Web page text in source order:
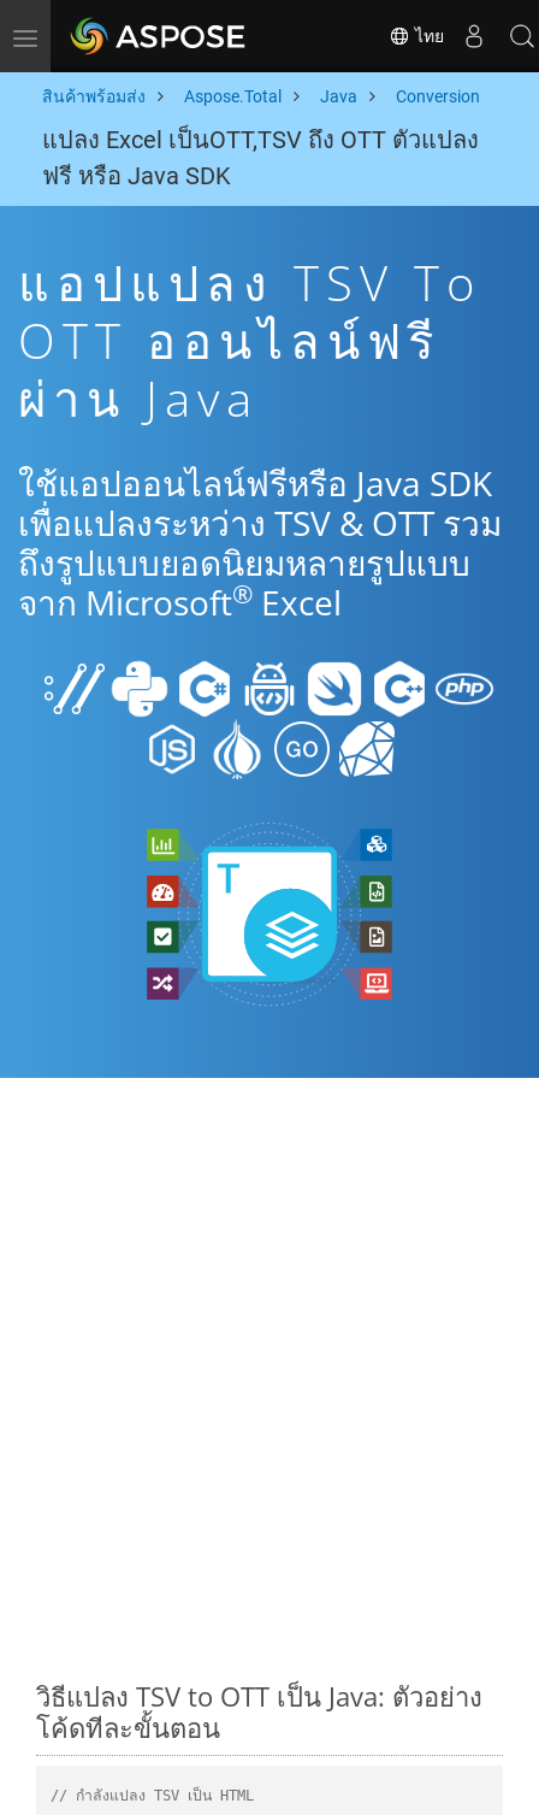
Toggle navigation ไทย
สินค้าพร้อมส่ง Aspose.Total Java Conversion
แปลง Excel เป็นOTT,TSV ถึง OTT ตัวแปลง
ฟรี หรือ Java SDK
แอปแปลง TSV To
OTT ออนไลน์ฟรี
ผ่าน Java
ใช้แอปออนไลน์ฟรีหรือ Java SDK
เพื่อแปลงระหว่าง TSV & OTT รวม
ถึงรูปแบบยอดนิยมหลายรูปแบบ
จาก Microsoft® Excel
วิธีแปลง TSV to OTT เป็น Java: ตัวอย่าง
โค้ดทีละขั้นตอน
// กำลังแปลง TSV เป็น HTML